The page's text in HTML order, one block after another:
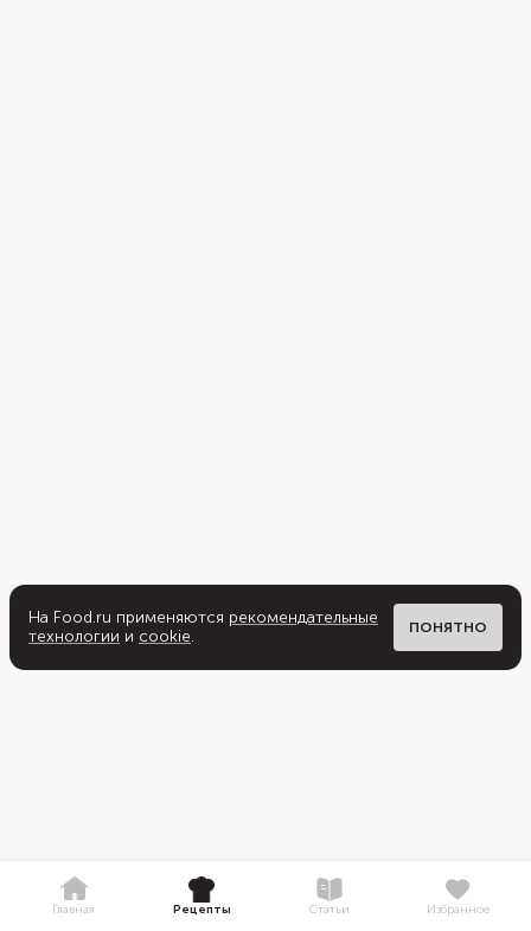
На Food.ru применяются рекомендательные
технологии и cookie. ПОНЯТНО
Главная Рецепты Статьи Избранное